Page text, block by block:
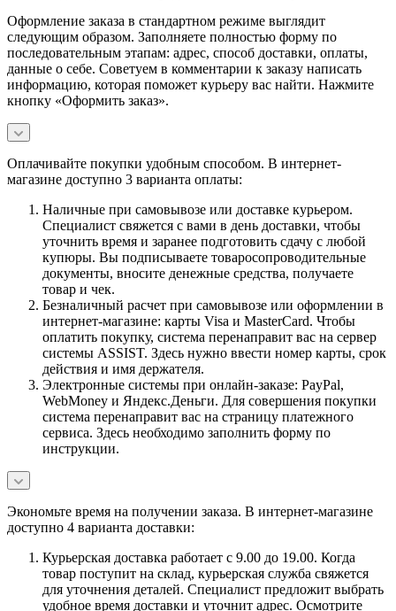
Оформление заказа в стандартном режиме выглядит
следующим образом. Заполняете полностью форму по
последовательным этапам: адрес, способ доставки, оплаты,
данные о себе. Советуем в комментарии к заказу написать
информацию, которая поможет курьеру вас найти. Нажмите
кнопку «Оформить заказ».
Оплачивайте покупки удобным способом. В интернет-
магазине доступно 3 варианта оплаты:
Наличные при самовывозе или доставке курьером.
Специалист свяжется с вами в день доставки, чтобы
уточнить время и заранее подготовить сдачу с любой
купюры. Вы подписываете товаросопроводительные
документы, вносите денежные средства, получаете
товар и чек.
Безналичный расчет при самовывозе или оформлении в
интернет-магазине: карты Visa и MasterCard. Чтобы
оплатить покупку, система перенаправит вас на сервер
системы ASSIST. Здесь нужно ввести номер карты, срок
действия и имя держателя.
Электронные системы при онлайн-заказе: PayPal,
WebMoney и Яндекс.Деньги. Для совершения покупки
система перенаправит вас на страницу платежного
сервиса. Здесь необходимо заполнить форму по
инструкции.
Экономьте время на получении заказа. В интернет-магазине
доступно 4 варианта доставки:
Курьерская доставка работает с 9.00 до 19.00. Когда
товар поступит на склад, курьерская служба свяжется
для уточнения деталей. Специалист предложит выбрать
удобное время доставки и уточнит адрес. Осмотрите